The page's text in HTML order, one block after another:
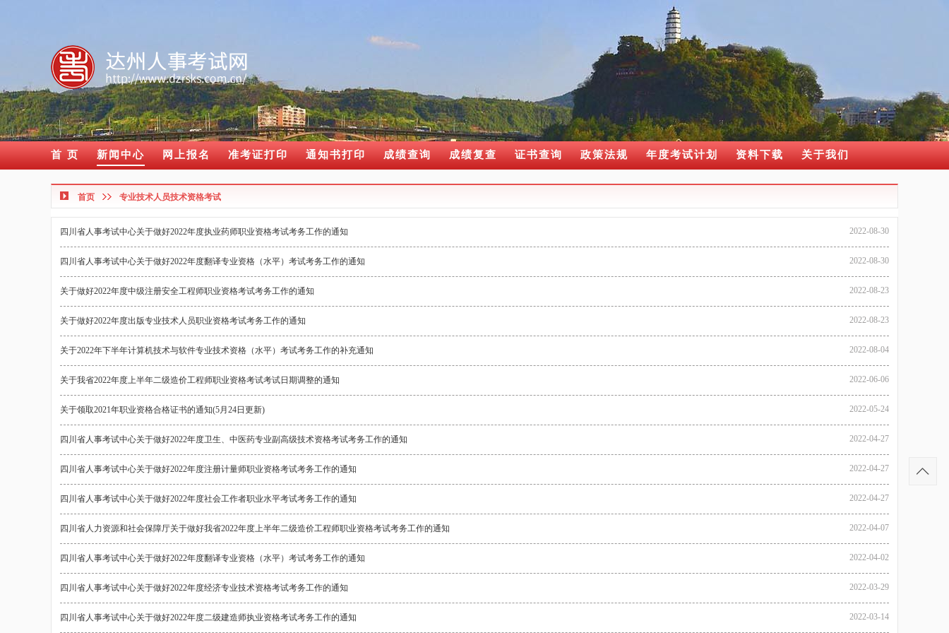
首 页 新闻中心 网上报名 准考证打印 通知书打印 成绩查询 成绩复查 证书查询 政策法规 年度考试计划 资料下载 关于我们
首页 专业技术人员技术资格考试
四川省人事考试中心关于做好2022年度执业药师职业资格考试考务工作的通知 2022-08-30
四川省人事考试中心关于做好2022年度翻译专业资格（水平）考试考务工作的通知 2022-08-30
关于做好2022年度中级注册安全工程师职业资格考试考务工作的通知 2022-08-23
关于做好2022年度出版专业技术人员职业资格考试考务工作的通知 2022-08-23
关于2022年下半年计算机技术与软件专业技术资格（水平）考试考务工作的补充通知 2022-08-04
关于我省2022年度上半年二级造价工程师职业资格考试考试日期调整的通知 2022-06-06
关于领取2021年职业资格合格证书的通知(5月24日更新) 2022-05-24
四川省人事考试中心关于做好2022年度卫生、中医药专业副高级技术资格考试考务工作的通知 2022-04-27
四川省人事考试中心关于做好2022年度注册计量师职业资格考试考务工作的通知 2022-04-27
四川省人事考试中心关于做好2022年度社会工作者职业水平考试考务工作的通知 2022-04-27
四川省人力资源和社会保障厅关于做好我省2022年度上半年二级造价工程师职业资格考试考务工作的通知 2022-04-07
四川省人事考试中心关于做好2022年度翻译专业资格（水平）考试考务工作的通知 2022-04-02
四川省人事考试中心关于做好2022年度经济专业技术资格考试考务工作的通知 2022-03-29
四川省人事考试中心关于做好2022年度二级建造师执业资格考试考务工作的通知 2022-03-14